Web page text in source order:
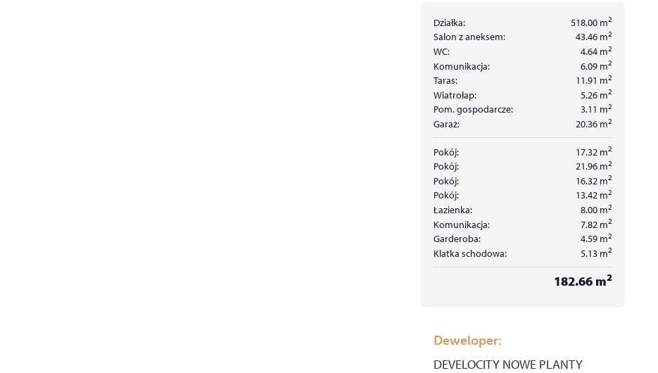
Działka: 518.00 m2
Salon z aneksem: 43.46 m2
WC: 4.64 m2
Komunikacja: 6.09 m2
Taras: 11.91 m2
Wiatrołap: 5.26 m2
Pom. gospodarcze: 3.11 m2
Garaż: 20.36 m2
Pokój: 17.32 m2
Pokój: 21.96 m2
Pokój: 16.32 m2
Pokój: 13.42 m2
Łazienka: 8.00 m2
Komunikacja: 7.82 m2
Garderoba: 4.59 m2
Klatka schodowa: 5.13 m2
182.66 m2
Deweloper:
DEVELOCITY NOWE PLANTY